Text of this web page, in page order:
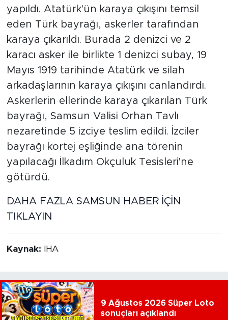
yapıldı. Atatürk'ün karaya çıkışını temsil
eden Türk bayrağı, askerler tarafından
karaya çıkarıldı. Burada 2 denizci ve 2
karacı asker ile birlikte 1 denizci subay, 19
Mayıs 1919 tarihinde Atatürk ve silah
arkadaşlarının karaya çıkışını canlandırdı.
Askerlerin ellerinde karaya çıkarılan Türk
bayrağı, Samsun Valisi Orhan Tavlı
nezaretinde 5 izciye teslim edildi. İzciler
bayrağı kortej eşliğinde ana törenin
yapılacağı İlkadım Okçuluk Tesisleri'ne
götürdü.
DAHA FAZLA SAMSUN HABER İÇİN
TIKLAYIN
Kaynak: İHA
9 Ağustos 2026 Süper Loto
sonuçları açıklandı